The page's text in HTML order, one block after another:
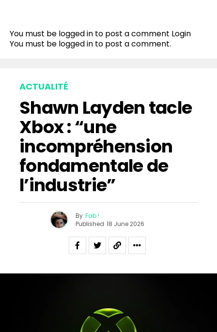
You must be logged in to post a comment Login
You must be logged in to post a comment.
ACTUALITÉ
Shawn Layden tacle
Xbox : “une
incompréhension
fondamentale de
l’industrie”
By Fab !
Published 18 June 2026